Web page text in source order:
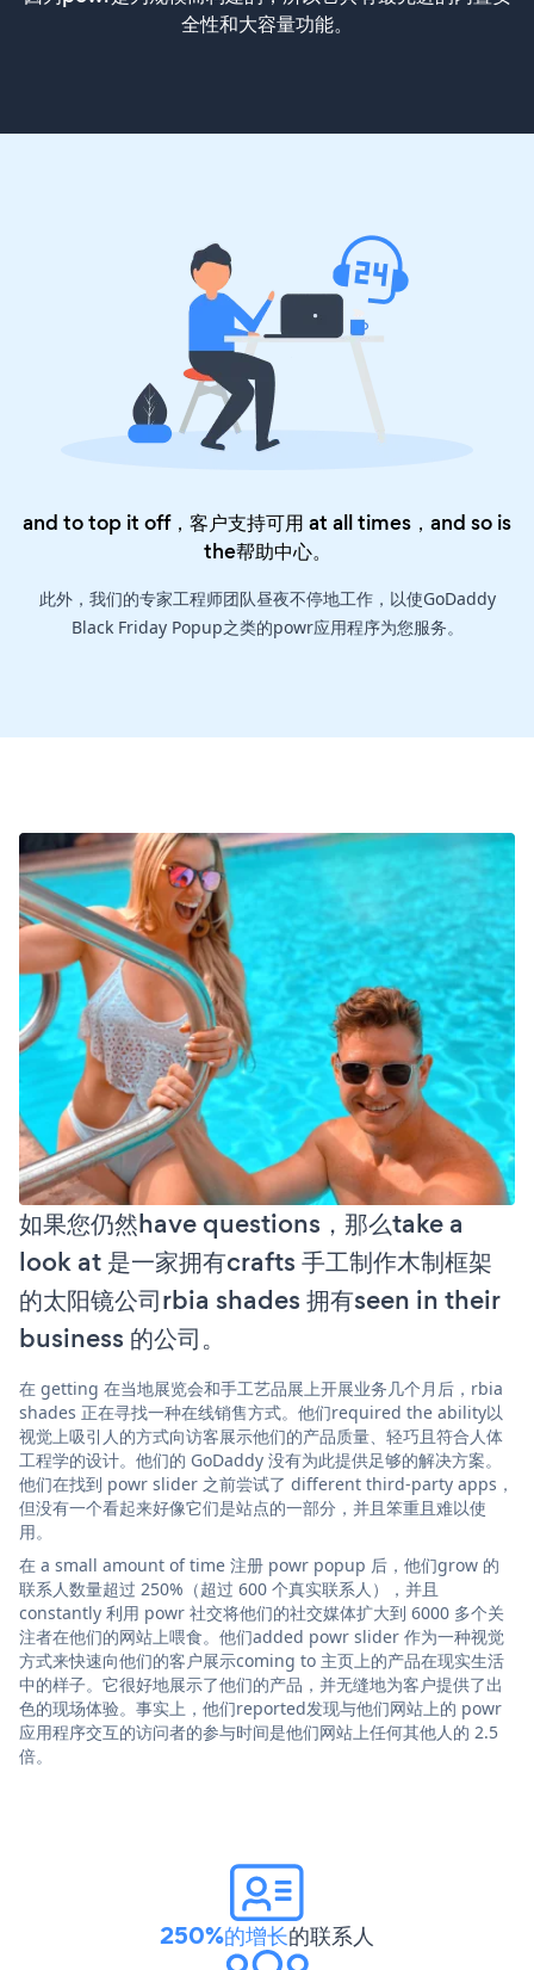
全性和大容量功能。
and to top it off，客户支持可用 at all times，and so is
the帮助中心。
此外，我们的专家工程师团队昼夜不停地工作，以使GoDaddy
Black Friday Popup之类的powr应用程序为您服务。
如果您仍然have questions，那么take a
look at 是一家拥有crafts 手工制作木制框架
的太阳镜公司rbia shades 拥有seen in their
business 的公司。
在 getting 在当地展览会和手工艺品展上开展业务几个月后，rbia
shades 正在寻找一种在线销售方式。他们required the ability以
视觉上吸引人的方式向访客展示他们的产品质量、轻巧且符合人体
工程学的设计。他们的 GoDaddy 没有为此提供足够的解决方案。
他们在找到 powr slider 之前尝试了 different third-party apps，
但没有一个看起来好像它们是站点的一部分，并且笨重且难以使
用。
在 a small amount of time 注册 powr popup 后，他们grow 的
联系人数量超过 250%（超过 600 个真实联系人），并且
constantly 利用 powr 社交将他们的社交媒体扩大到 6000 多个关
注者在他们的网站上喂食。他们added powr slider 作为一种视觉
方式来快速向他们的客户展示coming to 主页上的产品在现实生活
中的样子。它很好地展示了他们的产品，并无缝地为客户提供了出
色的现场体验。事实上，他们reported发现与他们网站上的 powr
应用程序交互的访问者的参与时间是他们网站上任何其他人的 2.5
倍。
250%的增长的联系人